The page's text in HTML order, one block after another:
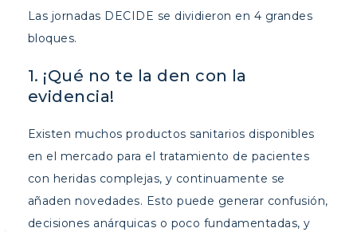
Las jornadas DECIDE se dividieron en 4 grandes
bloques.
1. ¡Qué no te la den con la
evidencia!
Existen muchos productos sanitarios disponibles
en el mercado para el tratamiento de pacientes
con heridas complejas, y continuamente se
añaden novedades. Esto puede generar confusión,
decisiones anárquicas o poco fundamentadas, y